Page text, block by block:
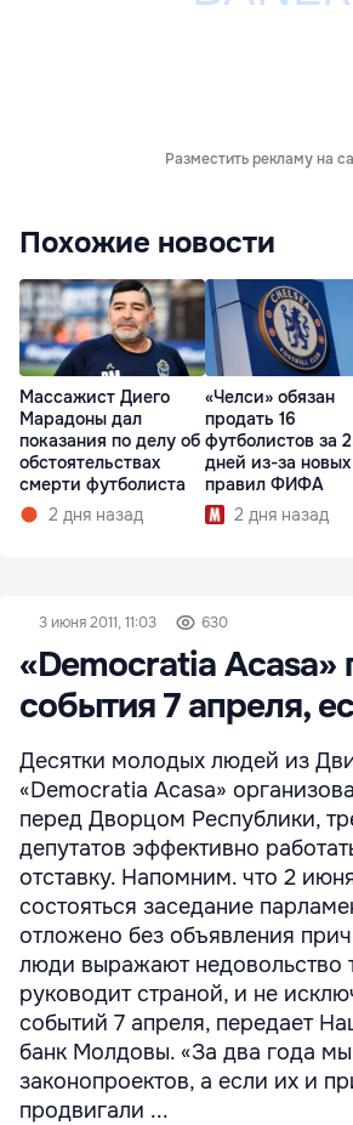
Разместить рекламу на
Похожие новости
Массажист Диего
Марадоны дал
показания по делу об
обстоятельствах
смерти футболиста
2 дня назад
«Челси» обязан
продать 16
футболистов за
дней из-за новых
правил ФИФА
2 дня назад
3 июня 2011, 11:03 630
«Democratia Acasa»
события 7 апреля,
Десятки молодых людей из
«Democratia Acasa»
перед Дворцом Республики,
депутатов эффективно
отставку. Напомним. что 2
состояться заседание
отложено без объявления
люди выражают недовольство
руководит страной, и не
событий 7 апреля, передает
банк Молдовы. «За два года
законопроектов, а если их и
продвигали ...